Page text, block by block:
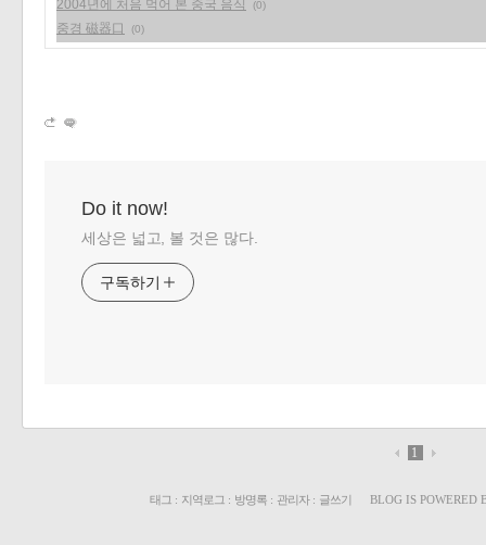
2004년에 처음 먹어 본 중국 음식 (0)
중경 磁器口 (0)
Do it now!
세상은 넓고, 볼 것은 많다.
구독하기
1
태그 : 지역로그 : 방명록 : 관리자: 글쓰기 BLOG IS POWERED